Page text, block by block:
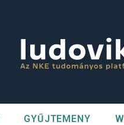
GYŰJTEMENY